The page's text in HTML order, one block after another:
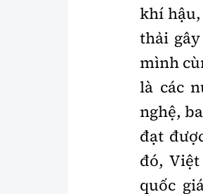
khí
thải
mình
là các
nghệ,
đạt
đó,
quốc